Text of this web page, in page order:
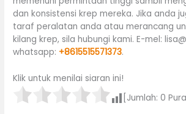
dan konsistensi krep mereka. Jika anda
taraf peralatan anda atau merancang
kilang krep, sila hubungi kami. E-mel:
whatsapp: +8615515571373.
Klik untuk menilai siaran ini!
[Jumlah:0